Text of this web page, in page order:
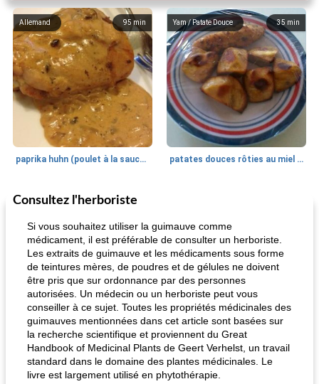
95 min
Allemand
paprika huhn (poulet à la sauce paprika).
35 min
Yam / Patate Douce
patates douces rôties au miel / kumara
25min
Petit déjeuner et brunch
quinoa petit déjeuner méditerranéen
Consultez l'herboriste
Si vous souhaitez utiliser la guimauve comme
médicament, il est préférable de consulter un herboriste.
Les extraits de guimauve et les médicaments sous forme
de teintures mères, de poudres et de gélules ne doivent
être pris que sur ordonnance par des personnes
autorisées. Un médecin ou un herboriste peut vous
conseiller à ce sujet. Toutes les propriétés médicinales des
guimauves mentionnées dans cet article sont basées sur
la recherche scientifique et proviennent du Great
Handbook of Medicinal Plants de Geert Verhelst, un travail
standard dans le domaine des plantes médicinales. Le
livre est largement utilisé en phytothérapie.